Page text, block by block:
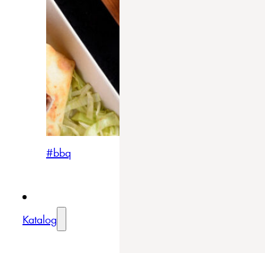
#bbq
Katalog